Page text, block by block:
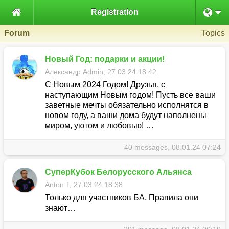
 Registration
Forum Topics
Новый Год: подарки и акции!
Александр Admin, 27.03.24 18:42
С Новым 2024 Годом! Друзья, с
наступающим Новым годом! Пусть все ваши
заветные мечты обязательно исполнятся в
новом году, а ваши дома будут наполнены
миром, уютом и любовью! …
40 messages, 08.01.24 07:24
СуперКубок Белорусского Альянса
Anton T, 27.03.24 18:38
Только для участников БА. Правила они
знают…